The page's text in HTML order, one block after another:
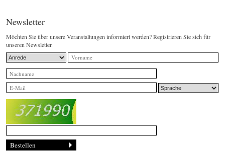
Newsletter
Möchten Sie über unsere Veranstaltungen informiert werden? Registrieren Sie sich für
unseren Newsletter.